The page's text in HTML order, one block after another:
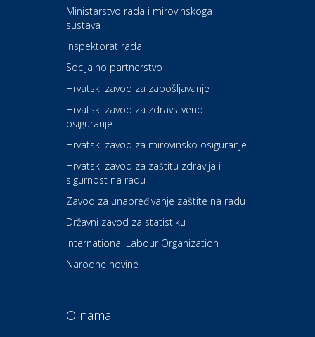
Kultura i edukacija
Kazalište ZKM
Auto-moto i tehnika
Zdravlje i osiguranje
Povoljnosti
Dental Sudar
Dom i dizajn
Euro-vrt – kosilice, motorne
Odmor
Ministarstvo rada i mirovinskoga
sustava
Inspektorat rada
Socijalno partnerstvo
Hrvatski zavod za zapošljavanje
Hrvatski zavod za zdravstveno
osiguranje
Hrvatski zavod za mirovinsko osiguranje
Hrvatski zavod za zaštitu zdravlja i
sigurnost na radu
Zavod za unapređivanje zaštite na radu
Državni zavod za statistiku
International Labour Organization
Narodne novine
O nama